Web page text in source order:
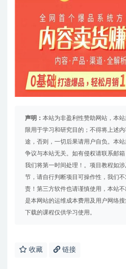
声明： 本站为非盈利性赞助网站，本
限用于学习和研究目的；不得将上述
途，否则，一切后果请用户自负。本
争议与本站无关。如有侵权请联系邮
我们将第一时间处理！。项目教程如
节，请自行判断项目可操作性，我们
责！第三方软件也请谨慎使用，本站
是本网站的运维成本费用及用户网络搜
下载的课程仅供学习使用。
收藏 链接